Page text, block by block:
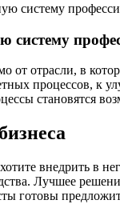
систему
систему
от отрасли, в
процессов,
становятся
внедрить в
Лучшее
готовы